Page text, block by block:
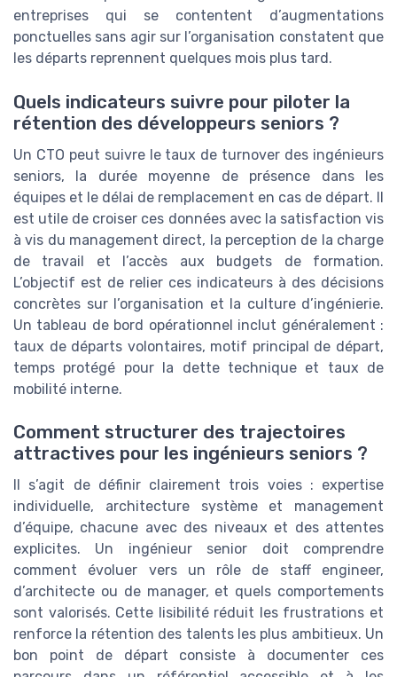
entreprises qui se contentent d’augmentations
ponctuelles sans agir sur l’organisation constatent que
les départs reprennent quelques mois plus tard.
Quels indicateurs suivre pour piloter la
rétention des développeurs seniors ?
Un CTO peut suivre le taux de turnover des ingénieurs
seniors, la durée moyenne de présence dans les
équipes et le délai de remplacement en cas de départ. Il
est utile de croiser ces données avec la satisfaction vis
à vis du management direct, la perception de la charge
de travail et l’accès aux budgets de formation.
L’objectif est de relier ces indicateurs à des décisions
concrètes sur l’organisation et la culture d’ingénierie.
Un tableau de bord opérationnel inclut généralement :
taux de départs volontaires, motif principal de départ,
temps protégé pour la dette technique et taux de
mobilité interne.
Comment structurer des trajectoires
attractives pour les ingénieurs seniors ?
Il s’agit de définir clairement trois voies : expertise
individuelle, architecture système et management
d’équipe, chacune avec des niveaux et des attentes
explicites. Un ingénieur senior doit comprendre
comment évoluer vers un rôle de staff engineer,
d’architecte ou de manager, et quels comportements
sont valorisés. Cette lisibilité réduit les frustrations et
renforce la rétention des talents les plus ambitieux. Un
bon point de départ consiste à documenter ces